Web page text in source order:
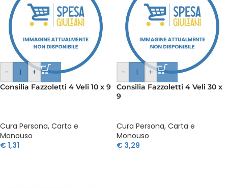
- +
Consilia Fazzoletti 4 Veli 10 x 9
Cura Persona, Carta e
Monouso
€1,31
- +
Consilia Fazzoletti 4 Veli 30 x
9
Cura Persona, Carta e
Monouso
€ 3,29